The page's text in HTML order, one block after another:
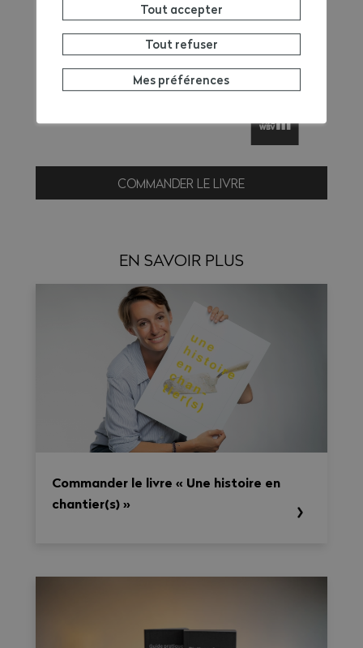
COMMANDER LE LIVRE
EN SAVOIR PLUS
Commander le livre « Une histoire en
chantier(s) »
Tout accepter
Tout refuser
Mes préférences